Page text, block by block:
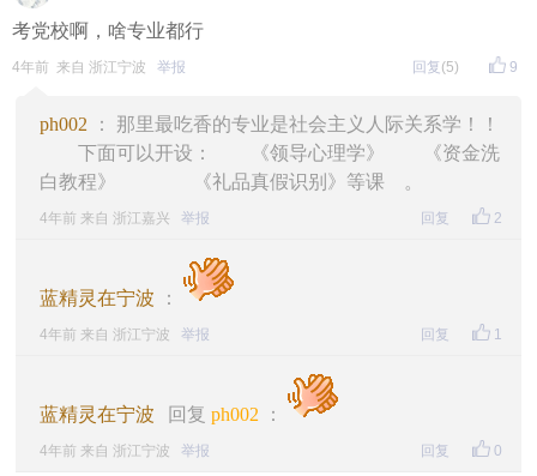
每晚20:00准时开始！ （ 红包领完截止）关注我，锁定
红包帖分享此帖至朋友圈或好友，有机会获得更多红
包。
• 参与方式
一、评论主题内容即可领取红包！
二、分享主题帖，阅读数达到5个即可领取红包！
考党校啊，啥专业都行
9
4年前 来自 浙江宁波 举报 回复 (5)
ph002 ： 那里最吃香的专业是社会主义人际关系学！！
下面可以开设： 《领导心理学》 《资金洗
白教程》 《礼品真假识别》等课 。
2
4年前 来自 浙江嘉兴 举报 回复
蓝精灵在宁波 ：
1
4年前 来自 浙江宁波 举报 回复
蓝精灵在宁波 回复 ph002 ：
0
4年前 来自 浙江宁波 举报 回复